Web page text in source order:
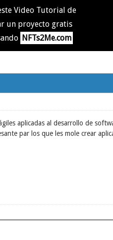
Video Tutorial de
un proyecto gratis
NFTs2Me.com
aplicadas al desarrollo de
par los que les mole crear